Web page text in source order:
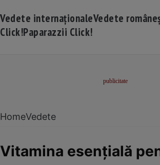
Vedete internaționaleVedete
Click!Paparazzii Click!
HomeVedete
Vitamina esenţială